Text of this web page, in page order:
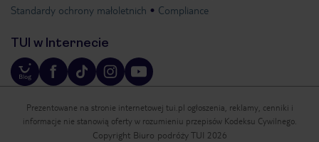
Standardy ochrony małoletnich
Compliance
TUI w Internecie
Prezentowane na stronie internetowej tui.pl ogłoszenia, reklamy, cenniki i
informacje nie stanowią oferty w rozumieniu przepisów Kodeksu Cywilnego.
Copyright Biuro podróży TUI 2026